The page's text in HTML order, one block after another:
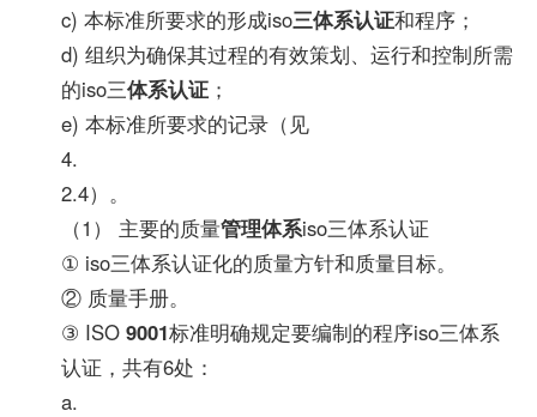
c) 本标准所要求的形成iso三体系认证和程序；
d) 组织为确保其过程的有效策划、运行和控制所需
的iso三体系认证 ；
e) 本标准所要求的记录（见
4.
2.4）。
（1） 主要的质量管理体系iso三体系认证
① iso三体系认证化的质量方针和质量目标。
② 质量手册。
③ ISO9001标准明确规定要编制的程序iso三体系
认证，共有6处：
a.